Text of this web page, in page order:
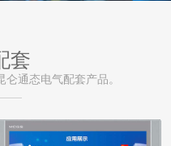
套
通态电气配套产品。